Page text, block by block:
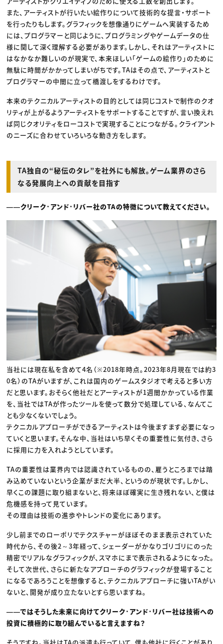
また、アーティストが行いたい絵作りについて技術的な提言・サポート
を行ったりもします。グラフィックを想像通りにゲームへ実装するため
には、プログラマーと同じように、プログラミングやゲームデータの仕
様に関して深く理解する必要があります。しかし、それはアーティストに
はなかなか難しいのが現実で、本来ほしい「ゲームの絵作り」のために
無駄に時間がかかってしまいがちです。TAはその点で、アーティストと
プログラマーの中間に立って橋渡しをするわけです。
本来のテクニカルアーティストの目的としては同じコストで制作のクオ
リティが上がるようアーティストをサポートすることですが、言い換えれ
ば同じクオリティをローコストで実現することにつながる。クライアント
のニーズに合わせていろいろな動き方をします。
TA独自の“秘伝のタレ”を社外にも解放。ゲーム業界のさら
なる発展向上への貢献を目指す
――クリーク･アンド･リバー社のTAの特徴について教えてください。
当社には現在私を含めて4名（※2018年時点。2023年8月現在では約3
0名）のTAがいますが、これは国内のゲームスタジオで考えると多い方
だと思います。おそらく他社だとアーティストが1週間かかっている作業
を、当社ではTAが作ったツールを使って数分で処理している、なんてこ
とも少なくないでしょう。
テクニカルアプローチができるアーティストは今後ますます必要になっ
ていくと思います。そんな中、当社はいち早くその重要性に気付き、さら
に採用に力を入れようとしています。
TAの重要性は業界内では認識されているものの、雇うところまでは踏
み込めていないという企業がまだ大半、というのが現状です。しかし、
早くこの課題に取り組まないと、将来ほぼ確実に生き残れない、と僕は
危機感を持って見ています。
その理由は技術の進歩やトレンドの変化にあります。
少し前までのローポリでテクスチャーがほぼそのまま表示されていた
時代から、その後2～3年経って、シェーダーがかなりゴリゴリにのった
精密でリアルなグラフィックが、スマホにまで表示されるようになった。
そして次世代、さらに新たなアプローチのグラフィックが登場すること
になるであろうことを想像すると、テクニカルアプローチに強いTAがい
ないと、開発が成り立たないとすら思いますね。
――ではそうした未来に向けてクリーク･アンド･リバー社は技術への
投資に積極的に取り組んでいると言えますね？
そうですね。当社はTAの派遣も行っていて、僕も他社に行くことがあり